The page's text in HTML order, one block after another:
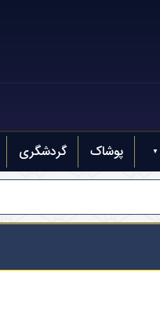
پوشاک گردشگری